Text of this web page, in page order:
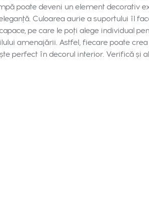
poate deveni un element decorativ
Culoarea aurie a suportului îl
pe care le poți alege individual
amenajării. Astfel, fiecare poate
perfect în decorul interior. Verifică și